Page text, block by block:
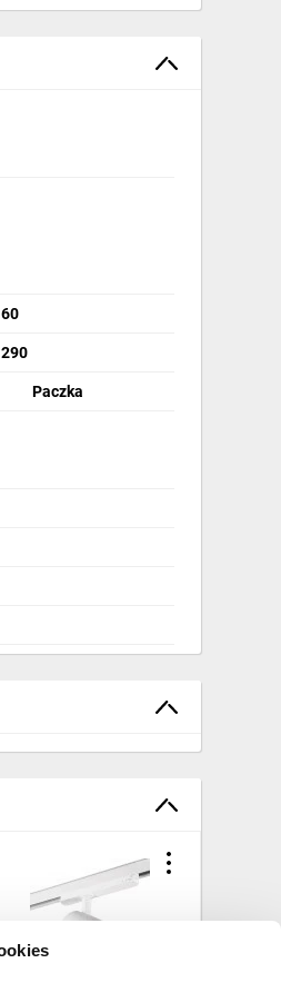
60
290
Paczka